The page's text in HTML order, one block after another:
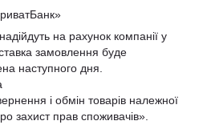
на рахунок компанії у
замовлення буде
наступного дня.
і обмін товарів належної
захист прав споживачів»